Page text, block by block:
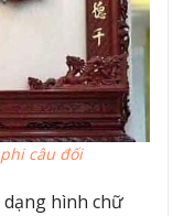
câu đối
dạng hình chữ